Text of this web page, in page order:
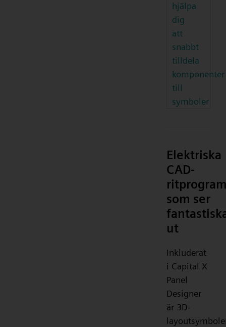
hjälpa
dig
att
snabbt
tilldela
komponenter
till
symboler
Elektriska
CAD-
som ser
ut
Inkluderat
i Capital X
Panel
Designer
är 3D-